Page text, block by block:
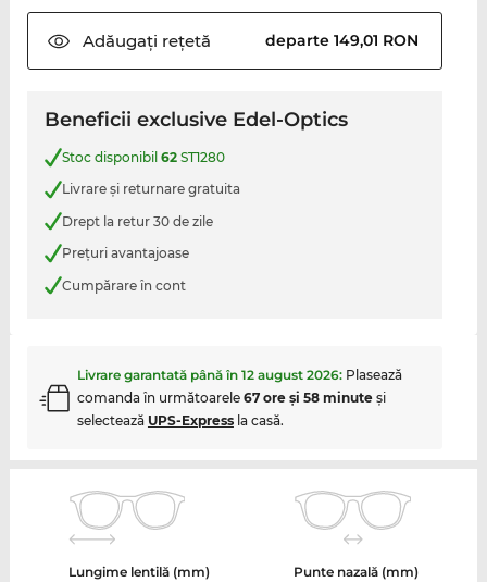
Adăugați rețetă departe 149,01 RON
Beneficii exclusive Edel-Optics
Stoc disponibil 62ST1280
Livrare şi returnare gratuita
Drept la retur 30 de zile
Preţuri avantajoase
Cumpărare în cont
Livrare garantată până în 12 august 2026: Plasează
comanda în următoarele 67 ore şi 58 minuteşi
selectează UPS-Expressla casă.
Lungime lentilă (mm)
Punte nazală (mm)